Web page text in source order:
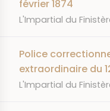
février 1874
JOURNAL
L'Impartial du
Police
extraordinaire du
JOURNAL
L'Impartial du